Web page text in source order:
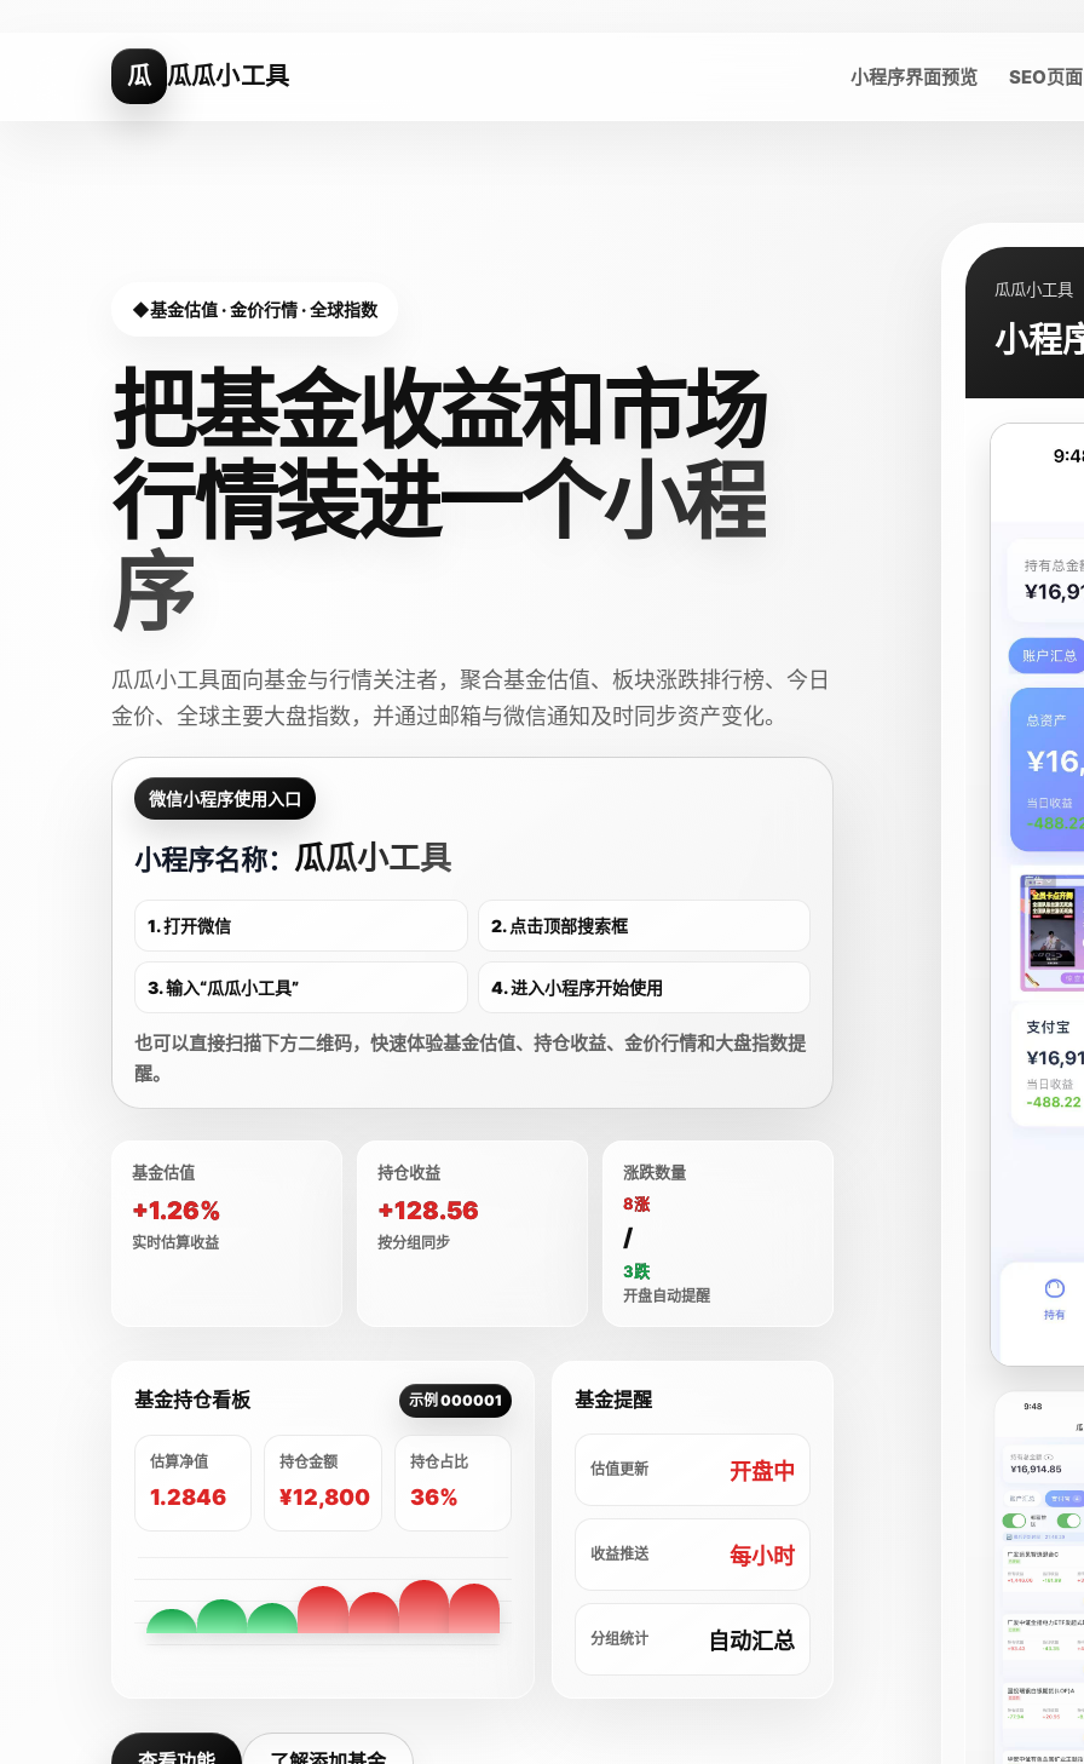
瓜 瓜瓜小工具 小程序界面预览 SEO页面
基金估值 · 金价行情 · 全球指数
把基金收益和市场
行情装进一个小程
序
瓜瓜小工具面向基金与行情关注者，聚合基金估值、板块涨跌排行榜、今日
金价、全球主要大盘指数，并通过邮箱与微信通知及时同步资产变化。
微信小程序使用入口
小程序名称： 瓜瓜小工具
1. 打开微信 2. 点击顶部搜索框
3. 输入“瓜瓜小工具” 4. 进入小程序开始使用
也可以直接扫描下方二维码，快速体验基金估值、持仓收益、金价行情和大盘指数提
醒。
基金估值
+1.26%
实时估算收益
持仓收益
+128.56
按分组同步
涨跌数量
8涨
/
3跌
开盘自动提醒
基金持仓看板 示例 000001
估算净值
1.2846
持仓金额
¥12,800
持仓占比
36%
基金提醒
估值更新 开盘中
收益推送 每小时
分组统计 自动汇总
瓜瓜小工具
小程